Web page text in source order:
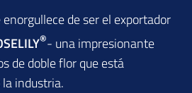
enorgullece de ser el exportador
®- una impresionante
de doble flor que está
industria.